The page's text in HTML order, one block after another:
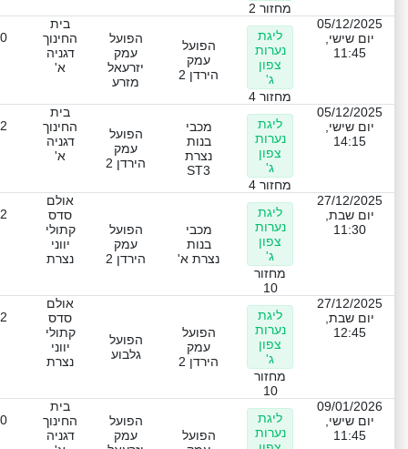
מחזור 2
05/12/2025
יום שישי,
11:45
ליגת
נערות
צפון
ג'
מחזור 4
הפועל
עמק
הירדן 2
הפועל
עמק
יזרעאל
מזרע
בית
החינוך
דגניה
א'
05/12/2025
יום שישי,
14:15
ליגת
נערות
צפון
ג'
מחזור 4
מכבי
בנות
נצרת
ST3
הפועל
עמק
הירדן 2
בית
החינוך
דגניה
א'
27/12/2025
יום שבת,
11:30
ליגת
נערות
צפון
ג'
מחזור
10
מכבי
בנות
נצרת א'
הפועל
עמק
הירדן 2
אולם
סדס
קתולי
יווני
נצרת
27/12/2025
יום שבת,
12:45
ליגת
נערות
צפון
ג'
מחזור
10
הפועל
עמק
הירדן 2
הפועל
גלבוע
אולם
סדס
קתולי
יווני
נצרת
09/01/2026
יום שישי,
11:45
ליגת
נערות
הפועל
הפועל
עמק
בית
החינוך
דגניה